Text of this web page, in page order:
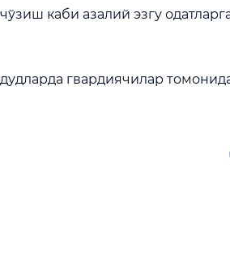
каби азалий эзгу
гвардиячилар